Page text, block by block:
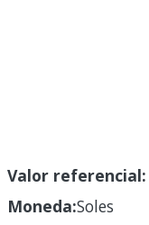
Valor referencial:
Moneda:Soles